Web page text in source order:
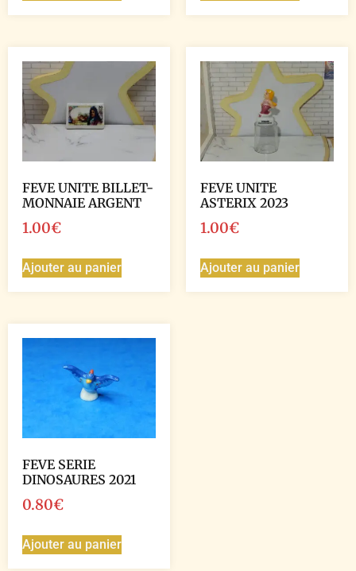
FEVE UNITE BILLET-
MONNAIE ARGENT
1.00€
Ajouter au panier
FEVE UNITE
ASTERIX 2023
1.00€
Ajouter au panier
FEVE SERIE
DINOSAURES 2021
0.80€
Ajouter au panier